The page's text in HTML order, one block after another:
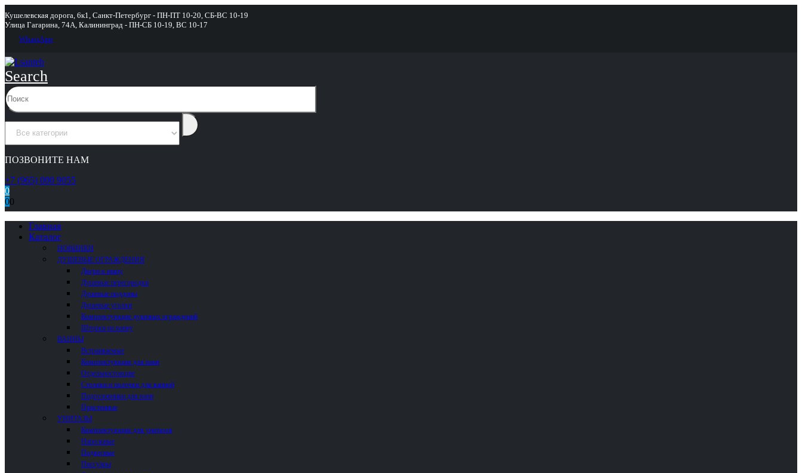
Кушелевская дорога, 6к1, Санкт-Петербург - ПН-ПТ 10-20, СБ-ВС 10-19
Улица Гагарина, 74А, Калининград - ПН-СБ 10-19, ВС 10-17
WhatsApp
Search
ПОЗВОНИТЕ НАМ
+7 (965) 000 9055
0
00
Главная
Каталог
НОВИНКИ
ДУШЕВЫЕ ОГРАЖДЕНИЯ
Двери в нишу
Душевые перегородки
Душевые поддоны
Душевые уголки
Комплектующие душевых ограждений
Шторки на ванну
ВАННЫ
Встраиваемые
Комплектующие для ванн
Отдельностоящие
Столики и полочки для ванной
Подголовники для ванн
Пристенные
УНИТАЗЫ
Комплектующие для унитазов
Напольные
Подвесные
Писсуары